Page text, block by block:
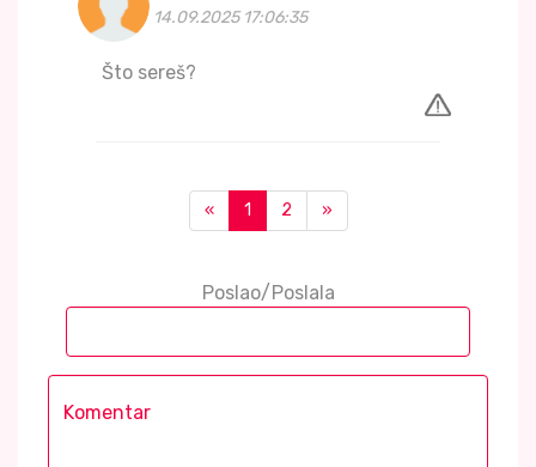
14.09.2025 17:06:35
Što sereš?
« 1 2 »
Poslao/Poslala